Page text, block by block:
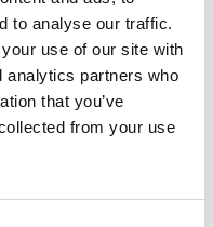
to analyse our traffic.
use of our site with
analytics partners who
that you’ve
from your use
GOLD